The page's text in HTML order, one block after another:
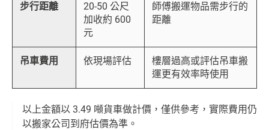
步行距離
20-50 公尺
加收約 600
元
師傅搬運物品需步行的
距離
吊車費用 依現場評估
樓層過高或評估吊車搬
運更有效率時使用
以上金額以 3.49 噸貨車做計價，僅供參考，實際費用仍
以搬家公司到府估價為準。